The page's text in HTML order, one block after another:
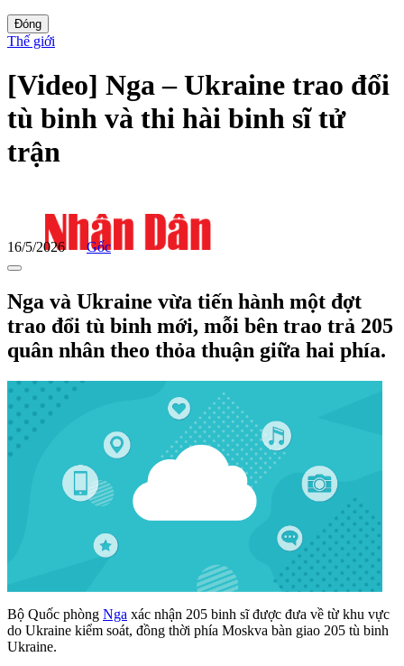
Đóng
Thế giới
[Video] Nga – Ukraine trao đổi
tù binh và thi hài binh sĩ tử
trận
16/5/2026 Gốc
Nga và Ukraine vừa tiến hành một đợt
trao đổi tù binh mới, mỗi bên trao trả 205
quân nhân theo thỏa thuận giữa hai phía.
Bộ Quốc phòng Nga xác nhận 205 binh sĩ được đưa về từ khu vực
do Ukraine kiểm soát, đồng thời phía Moskva bàn giao 205 tù binh
Ukraine.